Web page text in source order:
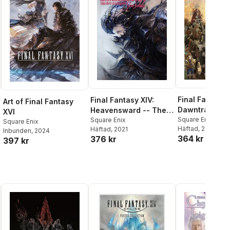
Art of Final Fantasy
XVI
Square Enix
Inbunden, 2024
397 kr
Final Fantasy XIV:
Heavensward -- The
Art of Ishgard -The
Scars of War-
Square Enix
Häftad, 2021
376 kr
Final Fantasy
Dawntrail --
Succession -
Heritage-
Square Enix
Häftad, 2025
364 kr